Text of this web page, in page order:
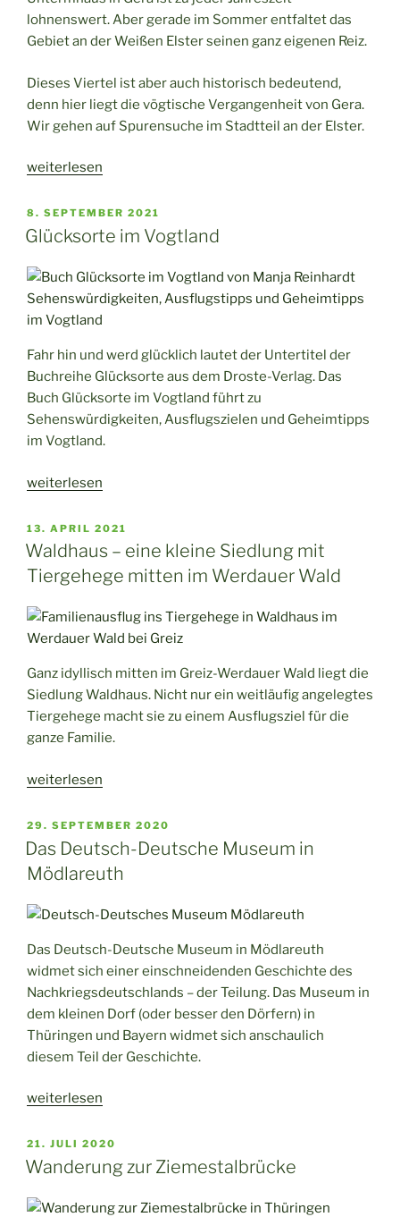
lohnenswert. Aber gerade im Sommer entfaltet das
Gebiet an der Weißen Elster seinen ganz eigenen Reiz.
Dieses Viertel ist aber auch historisch bedeutend,
denn hier liegt die vögtische Vergangenheit von Gera.
Wir gehen auf Spurensuche im Stadtteil an der Elster.
„Spaziergang
Gera
Untermhaus“
weiterlesen
VERÖFFENTLICHT
AM
8. SEPTEMBER 2021
Glücksorte im Vogtland
Fahr hin und werd glücklich lautet der Untertitel der
Buchreihe Glücksorte aus dem Droste-Verlag. Das
Buch Glücksorte im Vogtland führt zu
Sehenswürdigkeiten, Ausflugszielen und Geheimtipps
im Vogtland.
„Glücksorte
Vogtland“
weiterlesen
VERÖFFENTLICHT
AM
13. APRIL 2021
Waldhaus – eine kleine Siedlung mit
Tiergehege mitten im Werdauer Wald
Ganz idyllisch mitten im Greiz-Werdauer Wald liegt die
Siedlung Waldhaus. Nicht nur ein weitläufig angelegtes
Tiergehege macht sie zu einem Ausflugsziel für die
ganze Familie.
„Waldhaus
eine
kleine
Siedlung
Tiergehege
im
Werdauer
Wald“
weiterlesen
VERÖFFENTLICHT
AM
29. SEPTEMBER 2020
Das Deutsch-Deutsche Museum in
Mödlareuth
Das Deutsch-Deutsche Museum in Mödlareuth
widmet sich einer einschneidenden Geschichte des
Nachkriegsdeutschlands – der Teilung. Das Museum in
dem kleinen Dorf (oder besser den Dörfern) in
Thüringen und Bayern widmet sich anschaulich
diesem Teil der Geschichte.
„Das
Deutsche
Museum
Mödlareuth“
weiterlesen
VERÖFFENTLICHT
AM
21. JULI 2020
Wanderung zur Ziemestalbrücke